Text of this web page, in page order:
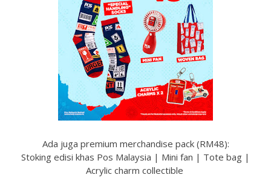
Ada juga premium merchandise pack (RM48):
Stoking edisi khas Pos Malaysia | Mini fan | Tote bag |
Acrylic charm collectible